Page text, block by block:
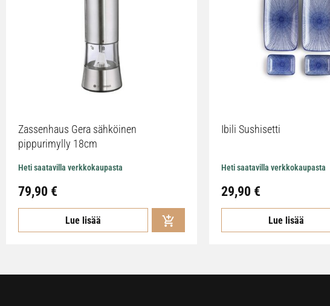
Zassenhaus Gera sähköinen
pippurimylly 18cm
Heti saatavilla verkkokaupasta
79,90 €
Lue lisää
Ibili Sushisetti
Heti saatavilla verkkokaupasta
29,90 €
Lue lisää